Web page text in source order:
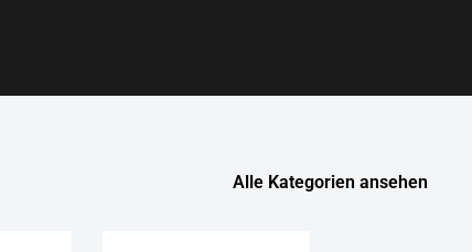
Alle Kategorien ansehen